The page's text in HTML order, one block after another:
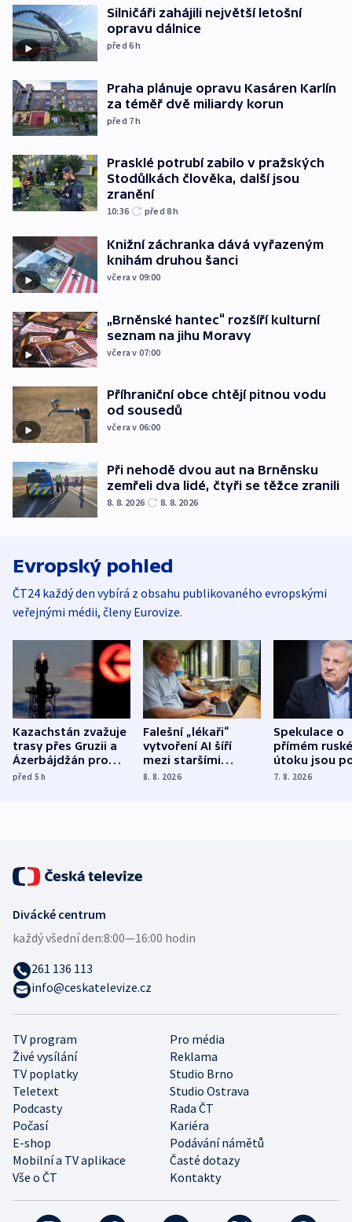
Silničáři zahájili největší letošní
opravu dálnice
před 6h
Praha plánuje opravu Kasáren Karlín
za téměř dvě miliardy korun
před 7h
Prasklé potrubí zabilo v pražských
Stodůlkách člověka, další jsou
zranění
10:36 před 8h
Knižní záchranka dává vyřazeným
knihám druhou šanci
včera v 09:00
„Brněnské hantec“ rozšíří kulturní
seznam na jihu Moravy
včera v 07:00
Příhraniční obce chtějí pitnou vodu
od sousedů
včera v 06:00
Při nehodě dvou aut na Brněnsku
zemřeli dva lidé, čtyři se těžce zranili
8. 8. 2026 8. 8. 2026
Evropský pohled
ČT24 každý den vybírá z obsahu publikovaného evropskými
veřejnými médii, členy Eurovize.
Kazachstán zvažuje
trasy přes Gruzii a
Ázerbájdžán pro
vývoz ropy do
před 5h
Falešní „lékaři“
vytvoření AI šíří
mezi staršími
Poláky nebezpečné
8. 8. 2026
Spekulace o
přímém
útoku jsou
míní
7. 8. 2026
TV program
Pro média
Živé vysílání
Reklama
TV poplatky
Studio Brno
Teletext
Studio Ostrava
Podcasty
Rada ČT
Počasí
Kariéra
E-shop
Podávání námětů
Mobilní a TV aplikace
Časté dotazy
Vše o ČT
Kontakty
Divácké centrum
každý všední den:8:00—16:00 hodin
261 136 113
info@ceskatelevize.cz